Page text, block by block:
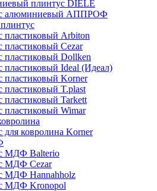
плинтус DIELE
алюминиевый АППРОФ
пластиковый Arbiton
пластиковый Cezar
пластиковый Dollken
пластиковый Ideal (Идеал)
пластиковый Korner
пластиковый T.plast
пластиковый Tarkett
пластиковый Wimar
для ковролина Korner
МДФ Balterio
МДФ Cezar
МДФ Hannahholz
МДФ Kronopol